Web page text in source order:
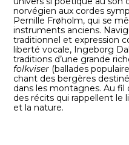
norvégien aux cordes
Pernille Frøholm, qui se
instruments anciens.
traditionnel et expression
liberté vocale, Ingeborg
traditions d’une grande
folkviser (ballades
chant des bergères
dans les montagnes. Au
des récits qui rappellent le
et la nature.